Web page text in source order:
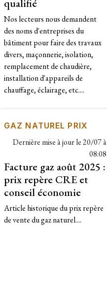
qualifié
Nos lecteurs nous demandent
des noms d'entreprises du
bâtiment pour faire des travaux
divers, maçonnerie, isolation,
remplacement de chaudière,
installation d'appareils de
chauffage, éclairage, etc....
GAZ NATUREL PRIX
Dernière mise à jour le20/07 à
08:08
Facture gaz août 2025 :
prix repère CRE et
conseil économie
Article historique du prix repère
de vente du gaz naturel....